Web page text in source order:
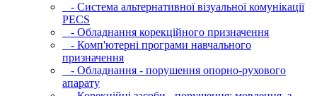
- Система альтернативної візуальної комунікації
PECS
- Обладнання корекційного призначення
- Комп'ютерні програми навчального
призначення
- Обладнання - порушення опорно-рухового
апарату